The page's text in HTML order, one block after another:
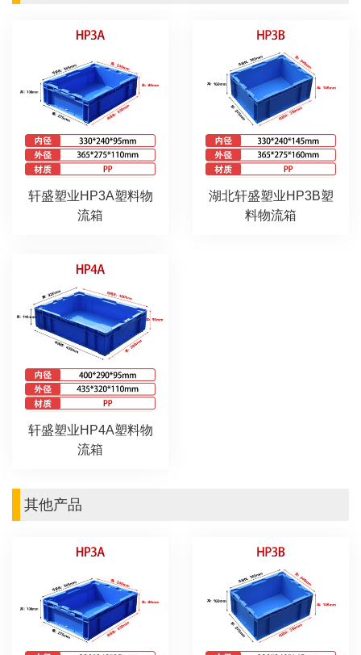
轩盛塑业HP3A塑料物
流箱
湖北轩盛塑业HP3B塑
料物流箱
轩盛塑业HP4A塑料物
流箱
其他产品